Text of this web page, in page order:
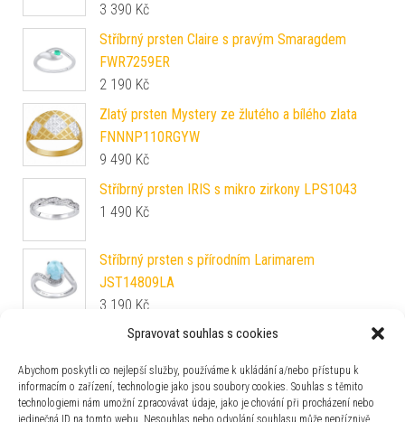
Spravovat souhlas s cookies
Abychom poskytli co nejlepší služby, používáme k ukládání a/nebo přístupu k
informacím o zařízení, technologie jako jsou soubory cookies. Souhlas s těmito
technologiemi nám umožní zpracovávat údaje, jako je chování při procházení nebo
jedinečná ID na tomto webu. Nesouhlas nebo odvolání souhlasu může nepříznivě
3 390 Kč
Stříbrný prsten Claire s pravým Smaragdem
FWR7259ER
2 190 Kč
Zlatý prsten Mystery ze žlutého a bílého zlata
FNNNP110RGYW
9 490 Kč
Stříbrný prsten IRIS s mikro zirkony LPS1043
1 490 Kč
Stříbrný prsten s přírodním Larimarem
JST14809LA
3 190 Kč
Zlatý prsten Caladan ze žlutého a bílého zlata
8 890Kč
Snubní stříbrný prsten SHULIEN pozlacený 14 kt.